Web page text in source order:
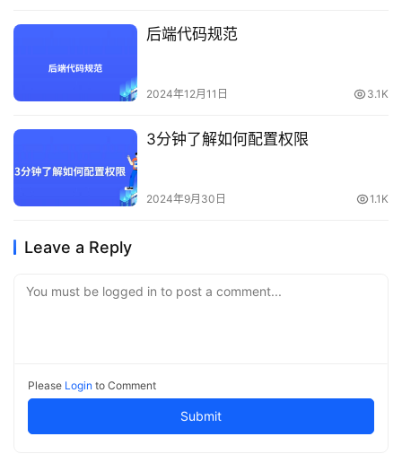
后端代码规范
2024年12月11日 3.1K
3分钟了解如何配置权限
2024年9月30日 1.1K
Leave a Reply
You must be logged in to post a comment...
Please Login to Comment
Submit